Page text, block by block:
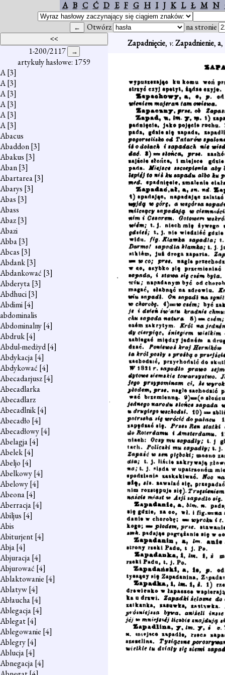
A B C Ć D E F G H I J K L Ł M N
Otwórz na stronie
1-200/2117
artykuły hasłowe: 1759
A[3]
A[3]
A[3]
A[3]
A[3]
A[3]
Abacus
Abaddon[3]
Abakus [3]
Aban[3]
Abartarea[3]
Abarys [3]
Abas [3]
Abass
Abaz[3]
Abazi
Abba[3]
Abcas [3]
Abdank[3]
Abdankować [3]
Abderyta[3]
Abdhuci[3]
Abdimi[4]
abdominalis
Abdominalny[4]
Abdruk[4]
Abdul-medżyd[4]
Abdykacja[4]
Abdykować [4]
Abecadarjusz[4]
Abecadlarka
Abecadlarz
Abecadlnik[4]
Abecadło [4]
Abecadłowy[4]
Abelagja[4]
Abelek[4]
Abeljo [4]
Abelkowy[4]
Abelowy[4]
Abeona[4]
Aberracja[4]
Abiljus [4]
Abis
Abiturjent[4]
Abja[4]
Abjuracja[4]
Abjurować [4]
Ablaktowanie [4]
Ablatyw[4]
Abłaucha[4]
Ablegacja[4]
Ablegat[4]
Ablegowanie [4]
Ablegry[4]
Ablucja[4]
Abnegacja[4]
Zapadnięcie, v.Zapadnienie,a,